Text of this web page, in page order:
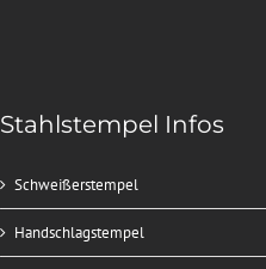
Stahlstempel Infos
Schweißerstempel
Handschlagstempel